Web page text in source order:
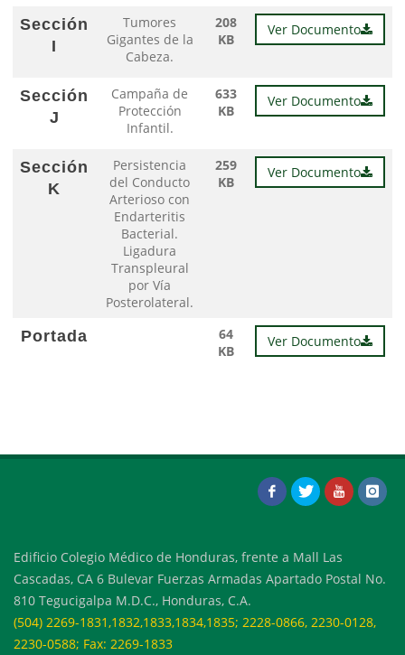
Sección
I
Tumores
Gigantes de la
Cabeza.
208
KB
Ver Documento
Sección
J
Campaña de
Protección
Infantil.
633
KB
Ver Documento
Sección
K
Persistencia
del Conducto
Arterioso con
Endarteritis
Bacterial.
Ligadura
Transpleural
por Vía
Posterolateral.
259
KB
Ver Documento
Portada
64
KB
Ver Documento
Edificio Colegio Médico de Honduras, frente a Mall Las
Cascadas, CA 6 Bulevar Fuerzas Armadas Apartado Postal No.
810 Tegucigalpa M.D.C., Honduras, C.A.
(504) 2269-1831,1832,1833,1834,1835; 2228-0866, 2230-0128,
2230-0588; Fax: 2269-1833